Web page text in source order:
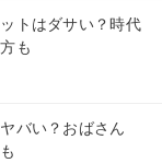
トはダサい？時代
も
バい？おばさん